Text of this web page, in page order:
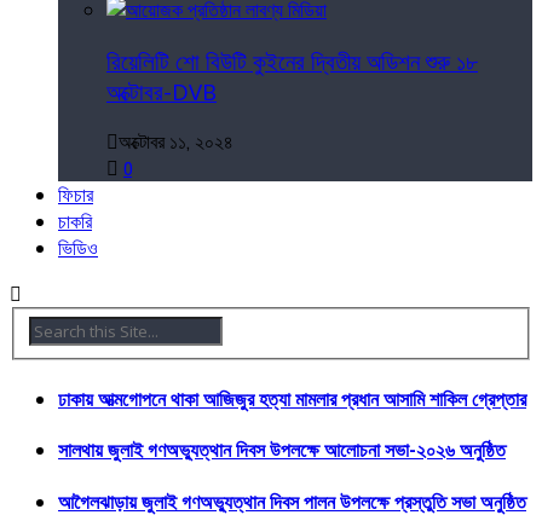
রিয়েলিটি শো বিউটি কুইনের দ্বিতীয় অডিশন শুরু ১৮
অক্টোবর-DVB
অক্টোবর ১১, ২০২৪
0
ফিচার
চাকরি
ভিডিও
ঢাকায় আত্মগোপনে থাকা আজিজুর হত্যা মামলার প্রধান আসামি শাকিল গ্রেপ্তার
সালথায় জুলাই গণঅভ্যুত্থান দিবস উপলক্ষে আলোচনা সভা-২০২৬ অনুষ্ঠিত
আগৈলঝাড়ায় জুলাই গণঅভ্যুত্থান দিবস পালন উপলক্ষে প্রস্তুতি সভা অনুষ্ঠিত